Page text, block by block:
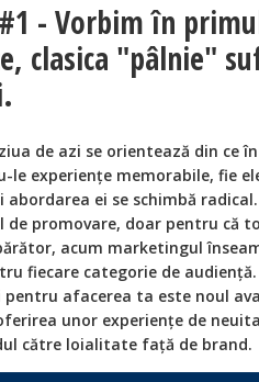
- Vorbim în
clasica "pâlnie"
de azi se orientează din ce
le experiențe memorabile, fie
abordarea ei se schimbă
de promovare, doar pentru că
acum marketingul
fiecare categorie de
afacerea ta este noul
unor experiențe de
către loialitate față de brand.